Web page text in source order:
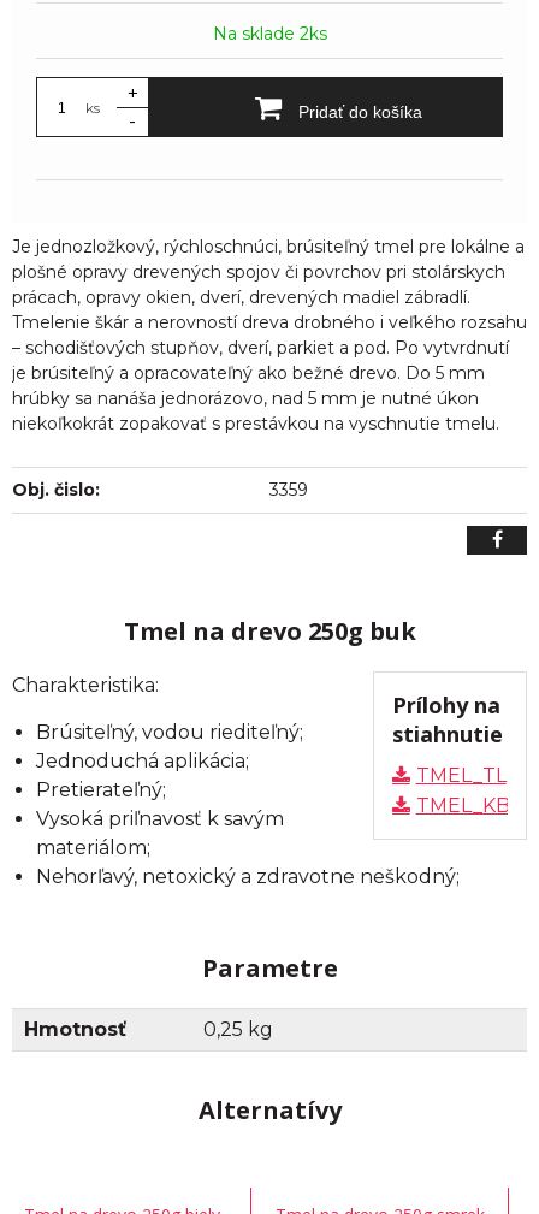
Na sklade 2ks
ks
+
-
Pridať do košíka
Je jednozložkový, rýchloschnúci, brúsiteľný tmel pre lokálne a
plošné opravy drevených spojov či povrchov pri stolárskych
prácach, opravy okien, dverí, drevených madiel zábradlí.
Tmelenie škár a nerovností dreva drobného i veľkého rozsahu
– schodišťových stupňov, dverí, parkiet a pod. Po vytvrdnutí
je brúsiteľný a opracovateľný ako bežné drevo. Do 5 mm
hrúbky sa nanáša jednorázovo, nad 5 mm je nutné úkon
niekoľkokrát zopakovať s prestávkou na vyschnutie tmelu.
Obj. čislo: 3359
Tmel na drevo 250g buk
Prílohy na
stiahnutie
TMEL_TL
TMEL_KBU
Charakteristika:
Brúsiteľný, vodou riediteľný;
Jednoduchá aplikácia;
Pretierateľný;
Vysoká priľnavosť k savým
materiálom;
Nehorľavý, netoxický a zdravotne neškodný;
Parametre
Hmotnosť 0,25 kg
Alternatívy